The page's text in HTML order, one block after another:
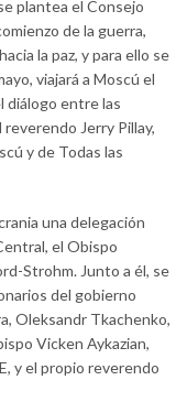
plantea el Consejo
de la guerra,
la paz, y para ello se
viajará a Moscú el
diálogo entre las
Jerry Pillay,
y de Todas las
una delegación
el Obispo
Strohm. Junto a él, se
del gobierno
Oleksandr Tkachenko,
Vicken Aykazian,
y el propio reverendo